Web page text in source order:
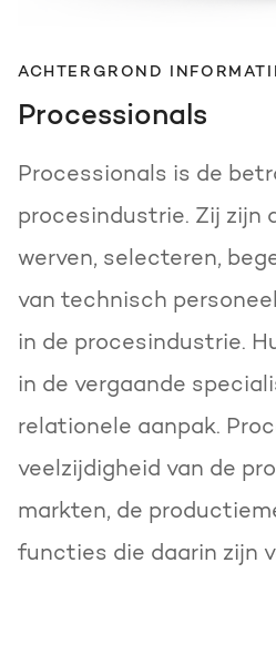
ACHTERGROND
Processionals
Processionals is de
procesindustrie. Zij zijn
werven, selecteren,
van technisch
in de procesindustrie.
in de vergaande
relationele aanpak.
veelzijdigheid van de
markten, de
functies die daarin zijn